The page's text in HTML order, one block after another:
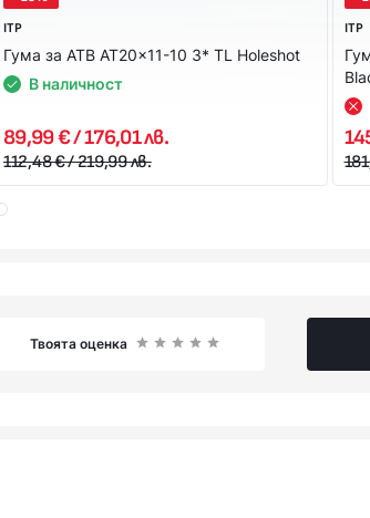
ITP
Гума за АТВ AT20x11-10 3* TL Holeshot
В наличност
89,99 € / 176,01 лв.
112,48 € / 219,99 лв.
ITP
Твоята оценка